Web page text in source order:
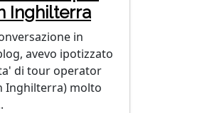
Inghilterra
in
avevo ipotizzato
di tour operator
Inghilterra) molto